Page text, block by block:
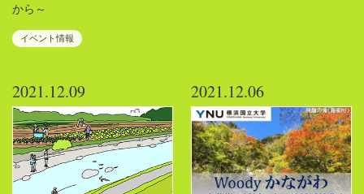
から～
イベント情報
2021.12.09 2021.12.06